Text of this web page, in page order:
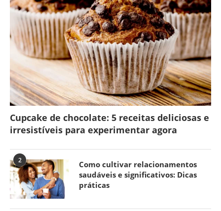
Cupcake de chocolate: 5 receitas deliciosas e
irresistíveis para experimentar agora
2
Como cultivar relacionamentos
saudáveis e significativos: Dicas
práticas